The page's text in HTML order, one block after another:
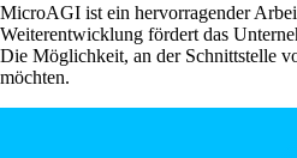
MicroAGI ist ein hervorragender
Weiterentwicklung fördert das
Die Möglichkeit, an der Schnittstelle
möchten.